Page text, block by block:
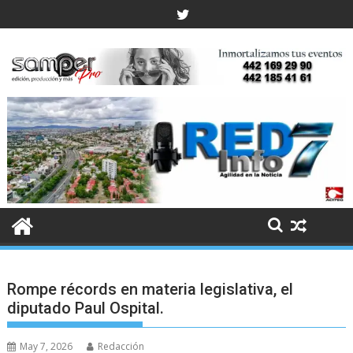
to
Rompe récords en materia legislativa, el
diputado Paul Ospital.
May 7, 2026 Redacción